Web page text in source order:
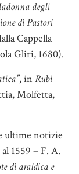
degli
di Pastori
Cappella
Gliri, 1680).
, in Rubi
Molfetta,
ultime notizie
1559 – F. A.
di araldica e